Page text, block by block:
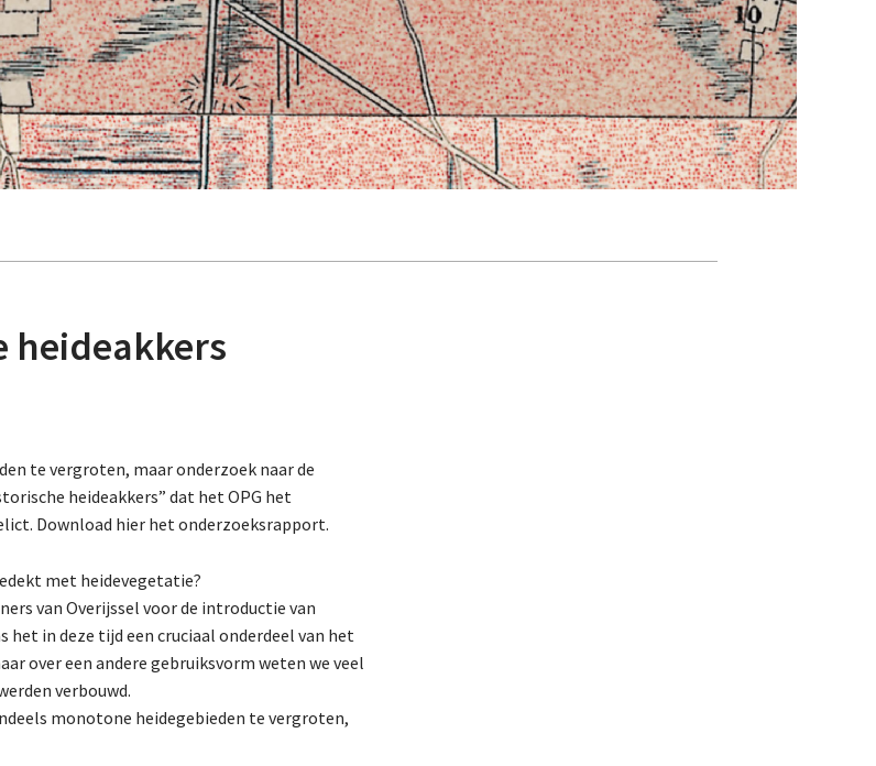
heideakkers
te vergroten, maar onderzoek naar de
heideakkers” dat het OPG het
Download hier het onderzoeksrapport.
met heidevegetatie?
van Overijssel voor de introductie van
het in deze tijd een cruciaal onderdeel van het
over een andere gebruiksvorm weten we veel
verbouwd.
monotone heidegebieden te vergroten,
Agenda
Nieuwsbrief
De FPG